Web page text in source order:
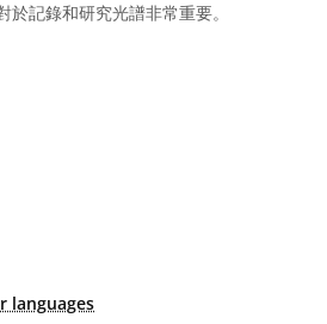
記錄和研究光譜非常重要。
languages